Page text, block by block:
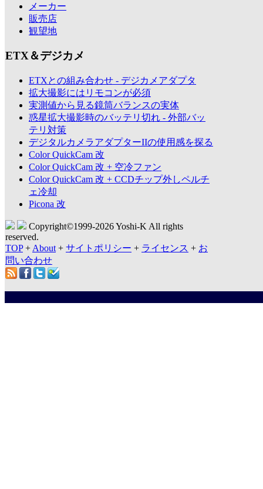
メーカー
販売店
観望地
ETX＆デジカメ
ETXとの組み合わせ - デジカメアダプタ
拡大撮影にはリモコンが必須
実測値から見る鏡筒バランスの実体
惑星拡大撮影時のバッテリ切れ - 外部バッ
テリ対策
デジタルカメラアダプターIIの使用感を探る
Color QuickCam 改
Color QuickCam 改 + 空冷ファン
Color QuickCam 改 + CCDチップ外しペルチ
ェ冷却
Picona 改
Copyright©1999-2026 Yoshi-K All rights
reserved.
TOP+ About + サイトポリシー + ライセンス + お
問い合わせ